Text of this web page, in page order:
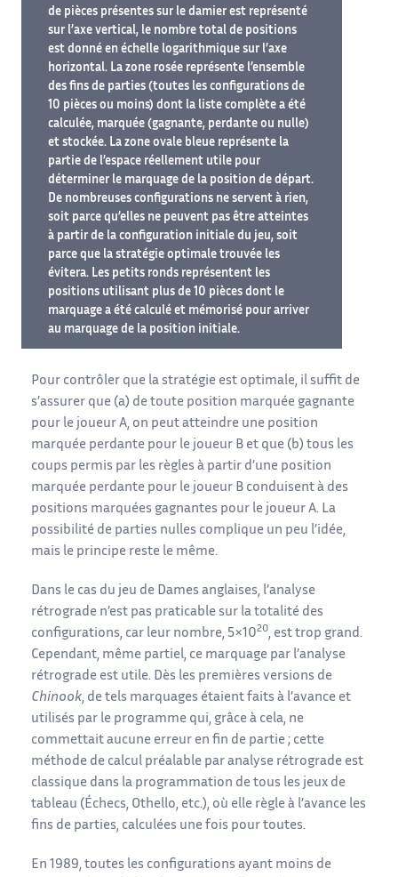
de pièces présentes sur le damier est représenté
sur l’axe vertical, le nombre total de positions
est donné en échelle logarithmique sur l’axe
horizontal. La zone rosée représente l’ensemble
des fins de parties (toutes les configurations de
10 pièces ou moins) dont la liste complète a été
calculée, marquée (gagnante, perdante ou nulle)
et stockée. La zone ovale bleue représente la
partie de l’espace réellement utile pour
déterminer le marquage de la position de départ.
De nombreuses configurations ne servent à rien,
soit parce qu’elles ne peuvent pas être atteintes
à partir de la configuration initiale du jeu, soit
parce que la stratégie optimale trouvée les
évitera. Les petits ronds représentent les
positions utilisant plus de 10 pièces dont le
marquage a été calculé et mémorisé pour arriver
au marquage de la position initiale.
Pour contrôler que la stratégie est optimale, il suffit de
s’assurer que (a) de toute position marquée gagnante
pour le joueur A, on peut atteindre une position
marquée perdante pour le joueur B et que (b) tous les
coups permis par les règles à partir d’une position
marquée perdante pour le joueur B conduisent à des
positions marquées gagnantes pour le joueur A. La
possibilité de parties nulles complique un peu l’idée,
mais le principe reste le même.
Dans le cas du jeu de Dames anglaises, l’analyse
rétrograde n’est pas praticable sur la totalité des
configurations, car leur nombre, 5×1020, est trop grand.
Cependant, même partiel, ce marquage par l’analyse
rétrograde est utile. Dès les premières versions de
Chinook, de tels marquages étaient faits à l’avance et
utilisés par le programme qui, grâce à cela, ne
commettait aucune erreur en fin de partie ; cette
méthode de calcul préalable par analyse rétrograde est
classique dans la programmation de tous les jeux de
tableau (Échecs, Othello, etc.), où elle règle à l’avance les
fins de parties, calculées une fois pour toutes.
En 1989, toutes les configurations ayant moins de